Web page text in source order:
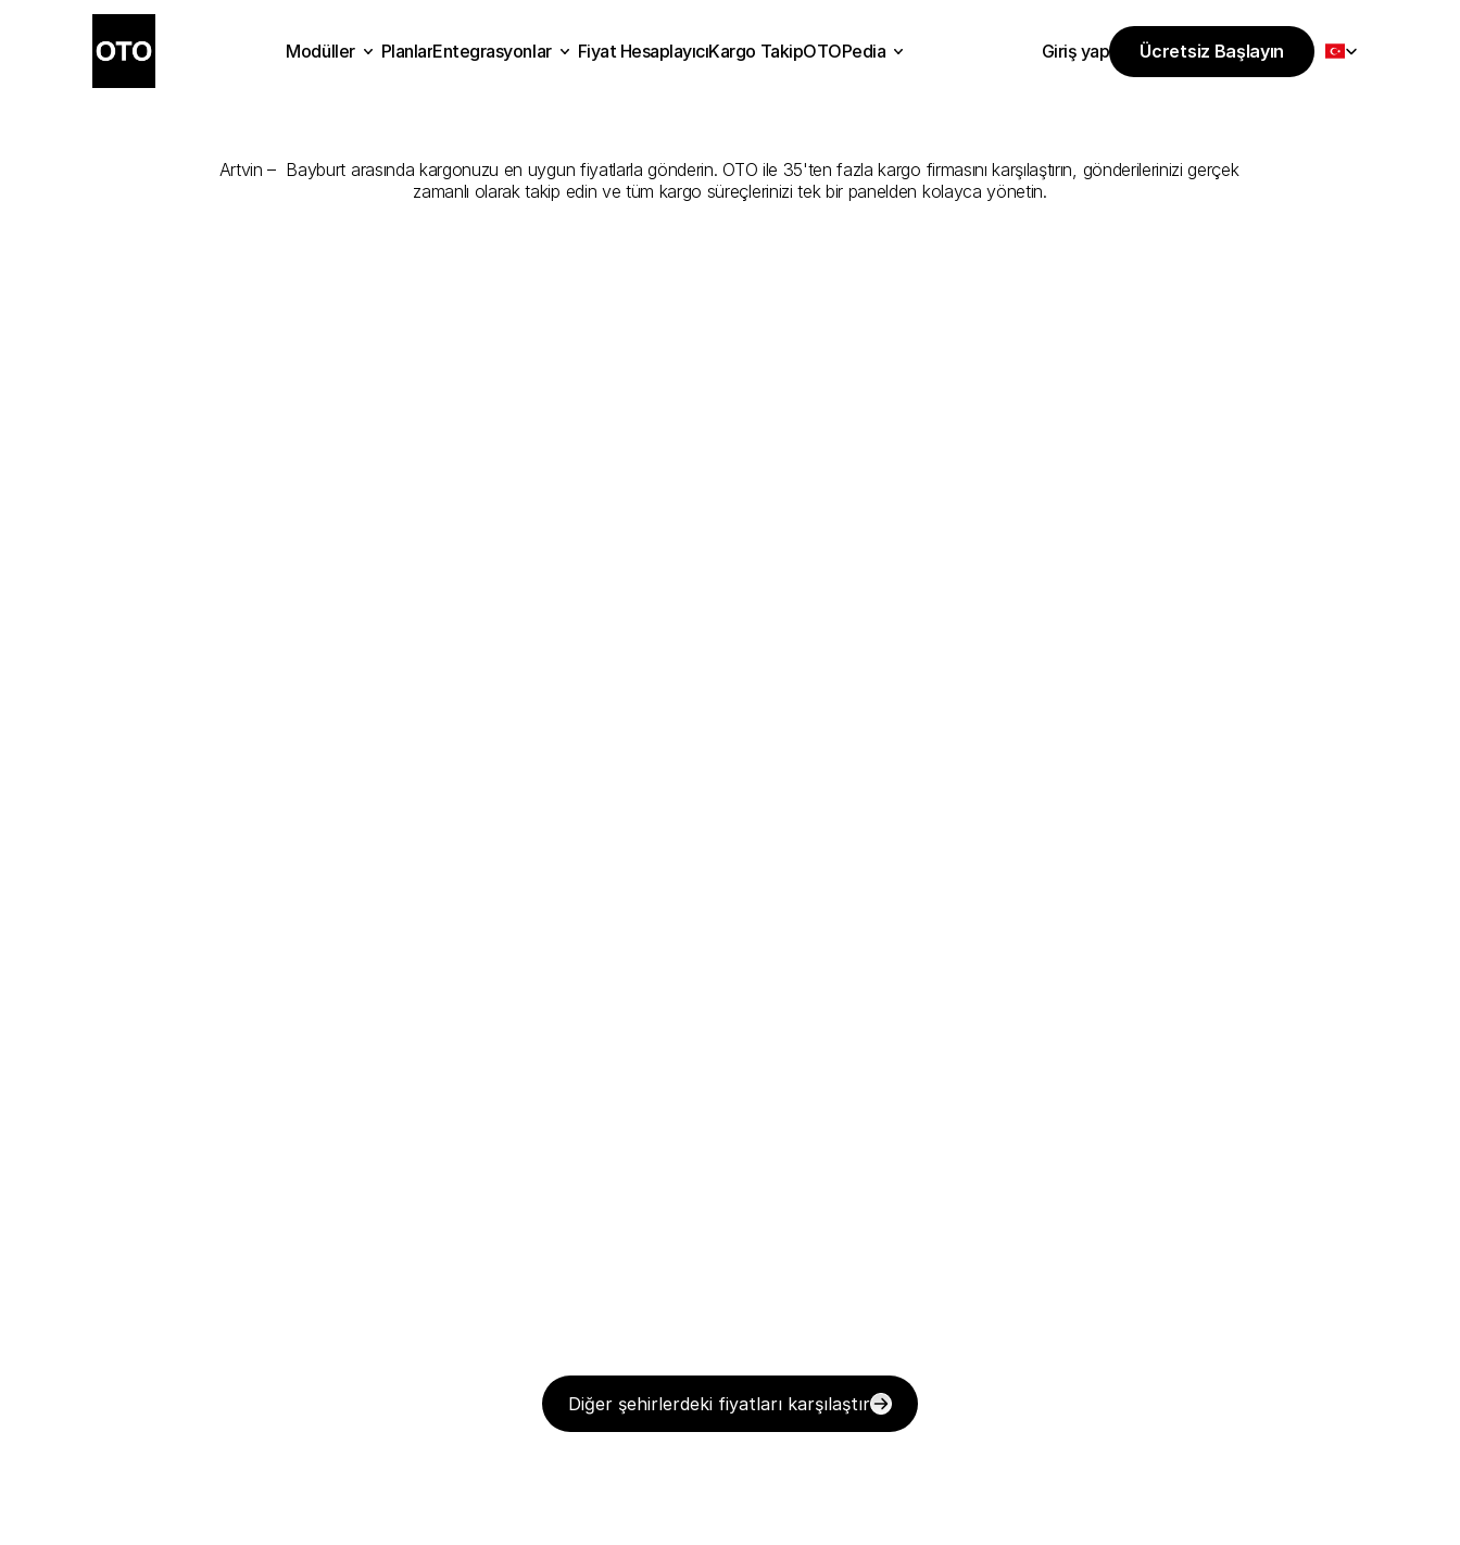
SunanEnİyi
Artvin –  Bayburt arasında kargonuzu en uygun fiyatlarla gönderin. OTO ile 35'ten fazla kargo firmasını karşılaştırın, gönderilerinizi gerçek
zamanlı olarak takip edin ve tüm kargo süreçlerinizi tek bir panelden kolayca yönetin.
Diğer şehirlerdeki fiyatları karşılaştır
Modüller
PlanlarEntegrasyonlar
Fiyat HesaplayıcıKargo TakipOTOPedia
Giriş yap
Ücretsiz Başlayın
Ücretsiz Başlayın